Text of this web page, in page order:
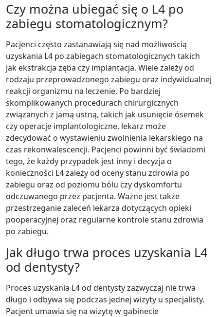
Czy można ubiegać się o L4 po
zabiegu stomatologicznym?
Pacjenci często zastanawiają się nad możliwością
uzyskania L4 po zabiegach stomatologicznych takich
jak ekstrakcja zęba czy implantacja. Wiele zależy od
rodzaju przeprowadzonego zabiegu oraz indywidualnej
reakcji organizmu na leczenie. Po bardziej
skomplikowanych procedurach chirurgicznych
związanych z jamą ustną, takich jak usunięcie ósemek
czy operacje implantologiczne, lekarz może
zdecydować o wystawieniu zwolnienia lekarskiego na
czas rekonwalescencji. Pacjenci powinni być świadomi
tego, że każdy przypadek jest inny i decyzja o
konieczności L4 zależy od oceny stanu zdrowia po
zabiegu oraz od poziomu bólu czy dyskomfortu
odczuwanego przez pacjenta. Ważne jest także
przestrzeganie zaleceń lekarza dotyczących opieki
pooperacyjnej oraz regularne kontrole stanu zdrowia
po zabiegu.
Jak długo trwa proces uzyskania L4
od dentysty?
Proces uzyskania L4 od dentysty zazwyczaj nie trwa
długo i odbywa się podczas jednej wizyty u specjalisty.
Pacjent umawia się na wizytę w gabinecie